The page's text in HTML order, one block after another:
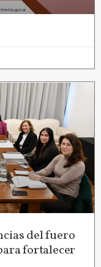
del fuero
fortalecer